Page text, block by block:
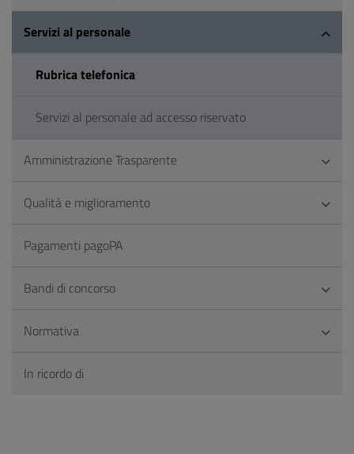
Servizi al personale
Rubrica telefonica
Servizi al personale ad accesso riservato
Amministrazione Trasparente
Qualità e miglioramento
Pagamenti pagoPA
Bandi di concorso
Normativa
In ricordo di